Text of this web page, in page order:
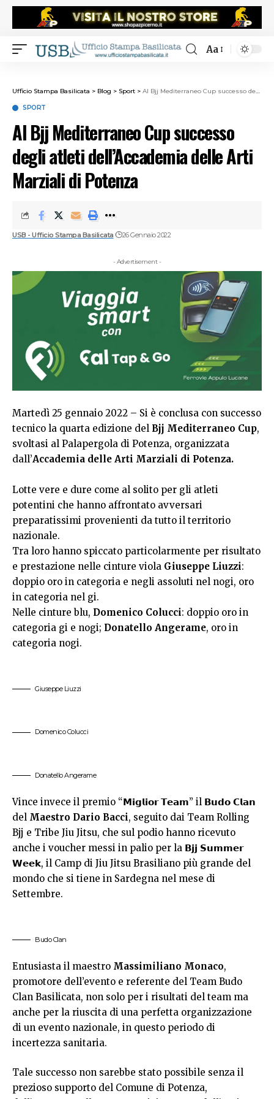
Aa
Ufficio Stampa Basilicata > Blog > Sport > Al Bjj Mediterraneo Cup successo degli atleti dell’Accademia delle Arti Marziali di Potenza
SPORT
Al Bjj Mediterraneo Cup successo
degli atleti dell’Accademia delle Arti
Marziali di Potenza
USB - Ufficio Stampa Basilicata 26 Gennaio 2022
- Advertisement -
Martedì 25 gennaio 2022 – Si è conclusa con successo
tecnico la quarta edizione del Bjj Mediterraneo Cup,
svoltasi al Palapergola di Potenza, organizzata
dall’Accademia delle Arti Marziali di Potenza.
Lotte vere e dure come al solito per gli atleti
potentini che hanno affrontato avversari
preparatissimi provenienti da tutto il territorio
nazionale.
Tra loro hanno spiccato particolarmente per risultato
e prestazione nelle cinture viola Giuseppe Liuzzi:
doppio oro in categoria e negli assoluti nel nogi, oro
in categoria nel gi.
Nelle cinture blu, Domenico Colucci: doppio oro in
categoria gi e nogi; Donatello Angerame, oro in
categoria nogi.
Giuseppe Liuzzi
Domenico Colucci
Donatello Angerame
Vince invece il premio “𝗠𝗶𝗴𝗹𝗶𝗼𝗿 𝗧𝗲𝗮𝗺” il 𝗕𝘂𝗱𝗼 𝗖𝗹𝗮𝗻
del Maestro Dario Bacci, seguito dai Team Rolling
Bjj e Tribe Jiu Jitsu, che sul podio hanno ricevuto
anche i voucher messi in palio per la 𝗕𝗷𝗷 𝗦𝘂𝗺𝗺𝗲𝗿
𝗪𝗲𝗲𝗸, il Camp di Jiu Jitsu Brasiliano più grande del
mondo che si tiene in Sardegna nel mese di
Settembre.
Budo Clan
Entusiasta il maestro Massimiliano Monaco,
promotore dell’evento e referente del Team Budo
Clan Basilicata, non solo per i risultati del team ma
anche per la riuscita di una perfetta organizzazione
di un evento nazionale, in questo periodo di
incertezza sanitaria.
Tale successo non sarebbe stato possibile senza il
prezioso supporto del Comune di Potenza,